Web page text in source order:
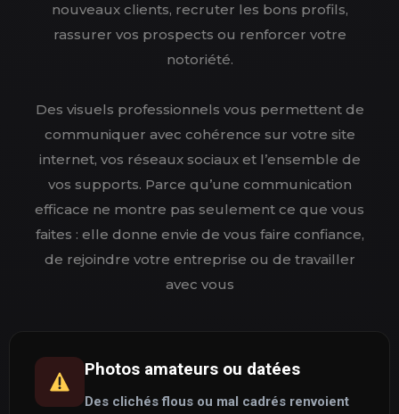
nouveaux clients, recruter les bons profils,
rassurer vos prospects ou renforcer votre
notoriété.
Des visuels professionnels vous permettent de
communiquer avec cohérence sur votre site
internet, vos réseaux sociaux et l’ensemble de
vos supports. Parce qu’une communication
efficace ne montre pas seulement ce que vous
faites : elle donne envie de vous faire confiance,
de rejoindre votre entreprise ou de travailler
avec vous
Photos amateurs ou datées
Des clichés flous ou mal cadrés renvoient